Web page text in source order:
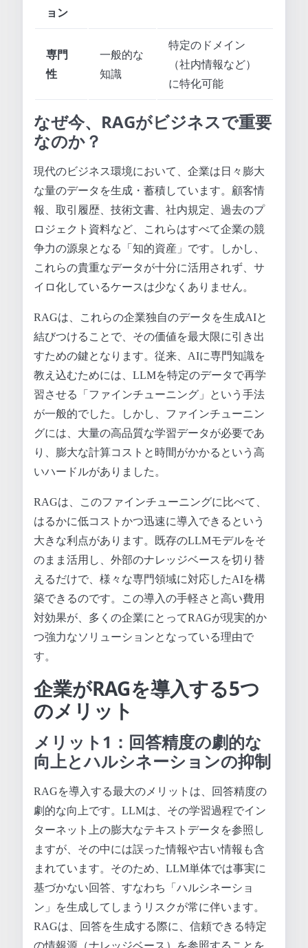
ョン
専門
性
一般的な
知識
特定のドメイン
（社内情報など）
に特化可能
なぜ今、RAGがビジネスで重要
なのか？
現代のビジネス環境において、企業は日々膨大
な量のデータを生成・蓄積しています。顧客情
報、取引履歴、技術文書、社内規定、過去のプ
ロジェクト資料など、これらはすべて企業の競
争力の源泉となる「知的資産」です。しかし、
これらの貴重なデータが十分に活用されず、サ
イロ化しているケースは少なくありません。
RAGは、これらの企業独自のデータを生成AIと
結びつけることで、その価値を最大限に引き出
すための鍵となります。従来、AIに専門知識を
教え込むためには、LLMを特定のデータで再学
習させる「ファインチューニング」という手法
が一般的でした。しかし、ファインチューニン
グには、大量の高品質な学習データが必要であ
り、膨大な計算コストと時間がかかるという高
いハードルがありました。
RAGは、このファインチューニングに比べて、
はるかに低コストかつ迅速に導入できるという
大きな利点があります。既存のLLMモデルをそ
のまま活用し、外部のナレッジベースを切り替
えるだけで、様々な専門領域に対応したAIを構
築できるのです。この導入の手軽さと高い費用
対効果が、多くの企業にとってRAGが現実的か
つ強力なソリューションとなっている理由で
す。
企業がRAGを導入する5つ
のメリット
メリット1：回答精度の劇的な
向上とハルシネーションの抑制
RAGを導入する最大のメリットは、回答精度の
劇的な向上です。LLMは、その学習過程でイン
ターネット上の膨大なテキストデータを参照し
ますが、その中には誤った情報や古い情報も含
まれています。そのため、LLM単体では事実に
基づかない回答、すなわち「ハルシネーショ
ン」を生成してしまうリスクが常に伴います。
RAGは、回答を生成する際に、信頼できる特定
の情報源（ナレッジベース）を参照することを